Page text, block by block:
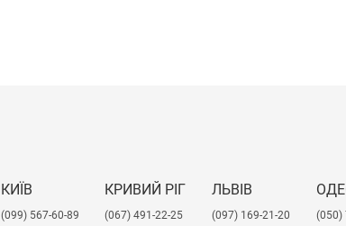
КИЇВ
(099) 567-60-89
КРИВИЙ РІГ
(067) 491-22-25
ЛЬВІВ
​(097) 169-21-20
(050)